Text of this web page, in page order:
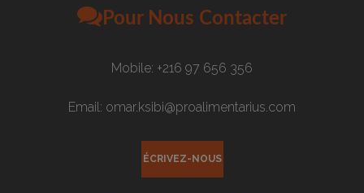
Pour Nous Contacter
Mobile: +216 97 656 356
Email: omar.ksibi@proalimentarius.com
ÉCRIVEZ-NOUS